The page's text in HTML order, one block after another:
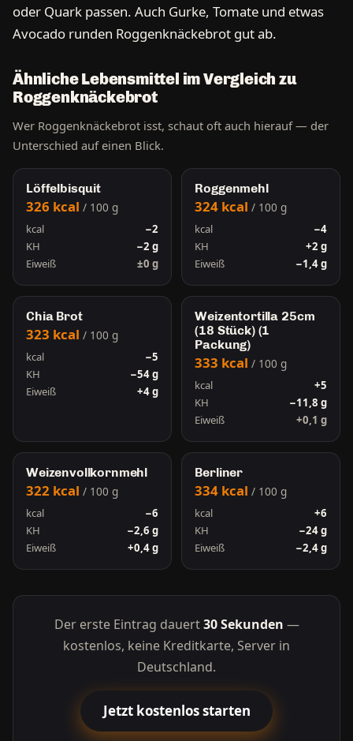
oder Quark passen. Auch Gurke, Tomate und etwas
Avocado runden Roggenknäckebrot gut ab.
Ähnliche Lebensmittel im Vergleich zu
Roggenknäckebrot
Wer Roggenknäckebrot isst, schaut oft auch hierauf — der
Unterschied auf einen Blick.
Löffelbisquit
326 kcal / 100 g
kcal
−2
KH
−2 g
Eiweiß
±0 g
Roggenmehl
324 kcal/ 100 g
kcal
−4
KH
+2 g
Eiweiß
−1,4 g
Chia Brot
323 kcal / 100 g
kcal
−5
KH
−54 g
Eiweiß
+4 g
Weizentortilla 25cm
(18 Stück) (1
Packung)
333 kcal/ 100 g
kcal
+5
KH
−11,8 g
Eiweiß
+0,1 g
Weizenvollkornmehl
322 kcal / 100 g
kcal
−6
KH
−2,6 g
Eiweiß
+0,4 g
Berliner
334 kcal/ 100 g
kcal
+6
KH
−24 g
Eiweiß
−2,4 g
Der erste Eintrag dauert30 Sekunden —
kostenlos, keine Kreditkarte, Server in
Deutschland.
Jetzt kostenlos starten